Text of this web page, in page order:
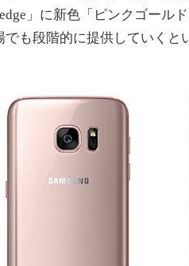
edge」に新色「ピンクゴー
でも段階的に提供していく